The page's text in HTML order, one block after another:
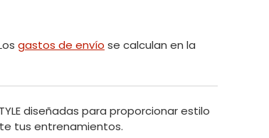
gastos de envío se calculan en la
diseñadas para proporcionar estilo
tus entrenamientos.